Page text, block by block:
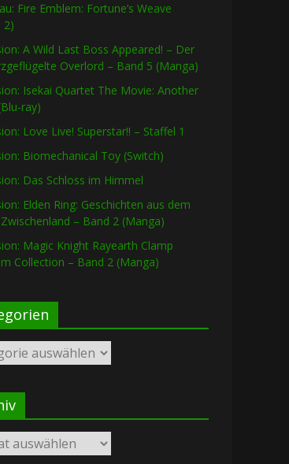
Fire Emblem: Fortune’s Weave
2)
A Wild Last Boss Appeared! – Der
Overlord – Band 5 (Manga)
Isekai Quartet The Movie: Another
ray)
Love Live! Superstar!! – Staffel 1
Biomechanical Toy (Switch)
Das Schloss im Himmel
Elden Ring: Geschichten aus dem
– Band 2 (Manga)
Magic Knight Rayearth Clamp
Collection – Band 2 (Manga)